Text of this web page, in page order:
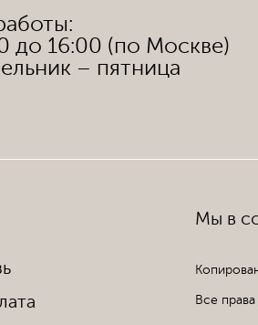
до 16:00 (по Москве)
– пятница
Мы в
Все